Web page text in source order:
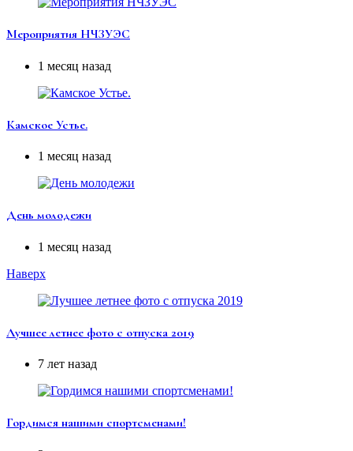
Мероприятия НЧЗУЭС
1 месяц назад
Камское Устье.
1 месяц назад
День молодежи
1 месяц назад
Наверх
Лучшее летнее фото с отпуска 2019
7 лет назад
Гордимся нашими спортсменами!